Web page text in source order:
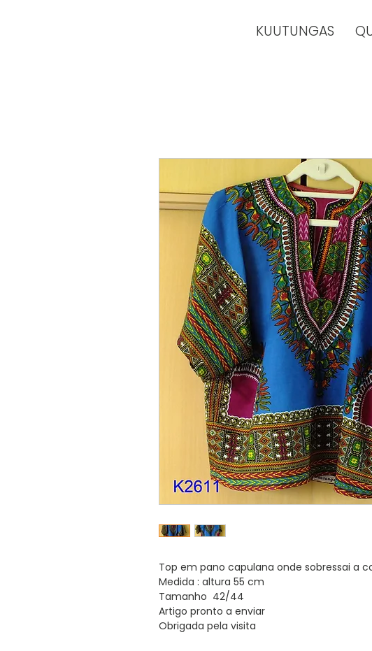
KUUTUNGAS
Top em pano capulana onde sobressai a
Medida : altura 55 cm
Tamanho 42/44
Artigo pronto a enviar
Obrigada pela visita